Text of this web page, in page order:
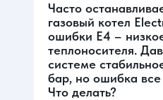
Часто
газовый котел
ошибки Е4 –
теплоносителя.
системе
бар, но ошибка все
Что делать?